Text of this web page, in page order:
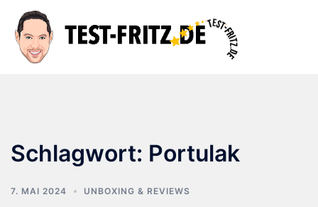
Inhalt
springen
Schlagwort: Portulak
7. MAI 2024 UNBOXING & REVIEWS